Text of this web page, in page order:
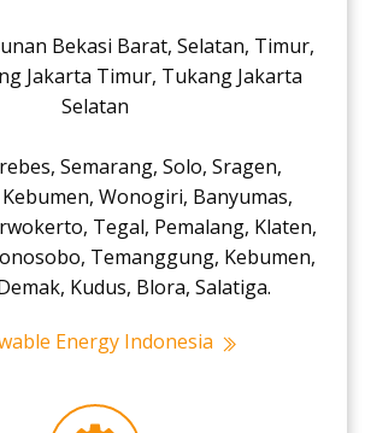
Bekasi Barat, Selatan, Timur,
Jakarta Timur, Tukang Jakarta
Selatan
Semarang, Solo, Sragen,
Wonogiri, Banyumas,
Tegal, Pemalang, Klaten,
Temanggung, Kebumen,
Kudus, Blora, Salatiga.
Energy Indonesia